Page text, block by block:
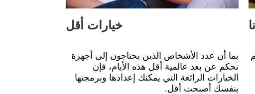
خيارات أقل
بما أن عدد الأشخاص الذين يحتاجون إلى أجهزة
تحكم عن بعد عالمية أقل هذه الأيام، فإن
الخيارات الرائعة التي يمكنك إعدادها وبرمجتها
بنفسك أصبحت أقل.